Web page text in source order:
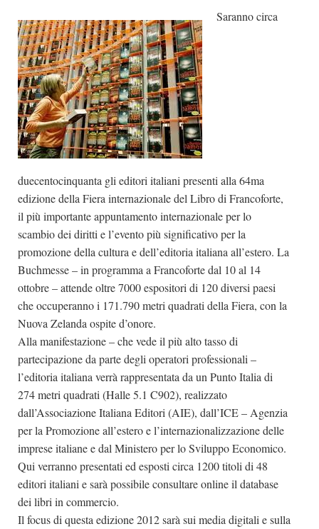
Archivio
Autori
Generi
Case editrici
Partnership
Premio Chiara
Tabù Festival 2014
A Tutto Volume
Salone di Torino
Marketing
Saranno circa
duecentocinquanta gli editori italiani presenti alla 64ma
edizione della Fiera internazionale del Libro di Francoforte,
il più importante appuntamento internazionale per lo
scambio dei diritti e l’evento più significativo per la
promozione della cultura e dell’editoria italiana all’estero. La
Buchmesse – in programma a Francoforte dal 10 al 14
ottobre – attende oltre 7000 espositori di 120 diversi paesi
che occuperanno i 171.790 metri quadrati della Fiera, con la
Nuova Zelanda ospite d’onore.
Alla manifestazione – che vede il più alto tasso di
partecipazione da parte degli operatori professionali –
l’editoria italiana verrà rappresentata da un Punto Italia di
274 metri quadrati (Halle 5.1 C902), realizzato
dall’Associazione Italiana Editori (AIE), dall’ICE – Agenzia
per la Promozione all’estero e l’internazionalizzazione delle
imprese italiane e dal Ministero per lo Sviluppo Economico.
Qui verranno presentati ed esposti circa 1200 titoli di 48
editori italiani e sarà possibile consultare online il database
dei libri in commercio.
Il focus di questa edizione 2012 sarà sui media digitali e sulla